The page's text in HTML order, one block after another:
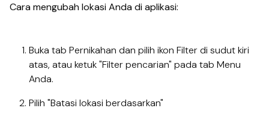
Cara mengubah lokasi Anda di aplikasi:
Buka tab Pernikahan dan pilih ikon Filter di sudut kiri
atas, atau ketuk "Filter pencarian" pada tab Menu
Anda.
Pilih "Batasi lokasi berdasarkan"